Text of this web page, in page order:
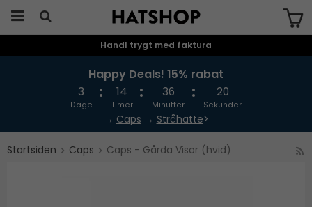
Produktet er blevet tilføjet til din
Handl trygt med faktura
Happy Deals! 15% rabat
3
Dage
14
Timer
36
Minutter
20
Sekunder
→ Caps → Stråhatte>
Startsiden Caps Caps - Gårda Visor (hvid)